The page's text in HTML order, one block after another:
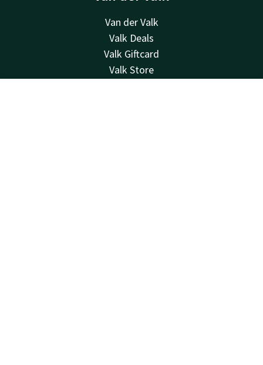
Van der Valk
Valk Deals
Valk Giftcard
Valk Store